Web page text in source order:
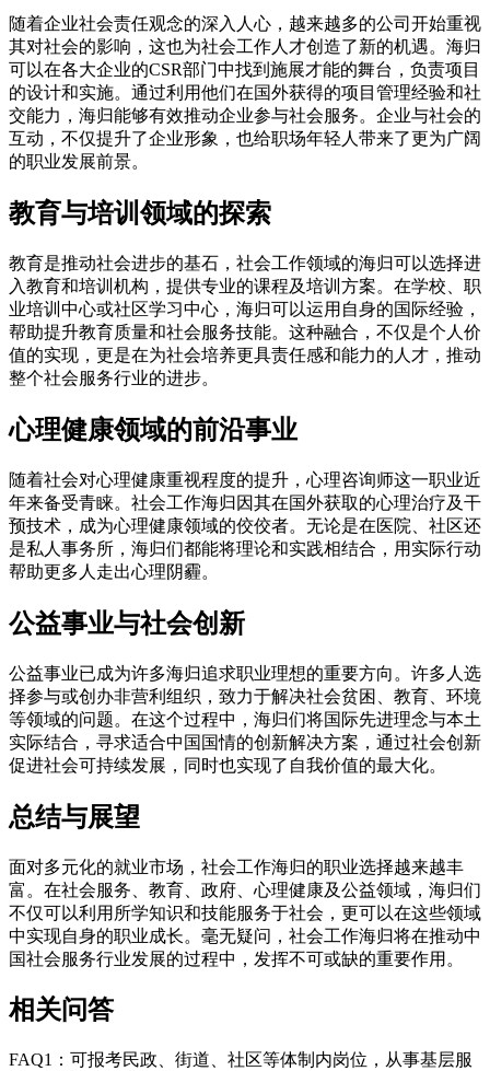
随着企业社会责任观念的深入人心，越来越多的公司开始重视
其对社会的影响，这也为社会工作人才创造了新的机遇。海归
可以在各大企业的CSR部门中找到施展才能的舞台，负责项目
的设计和实施。通过利用他们在国外获得的项目管理经验和社
交能力，海归能够有效推动企业参与社会服务。企业与社会的
互动，不仅提升了企业形象，也给职场年轻人带来了更为广阔
的职业发展前景。
教育与培训领域的探索
教育是推动社会进步的基石，社会工作领域的海归可以选择进
入教育和培训机构，提供专业的课程及培训方案。在学校、职
业培训中心或社区学习中心，海归可以运用自身的国际经验，
帮助提升教育质量和社会服务技能。这种融合，不仅是个人价
值的实现，更是在为社会培养更具责任感和能力的人才，推动
整个社会服务行业的进步。
心理健康领域的前沿事业
随着社会对心理健康重视程度的提升，心理咨询师这一职业近
年来备受青睐。社会工作海归因其在国外获取的心理治疗及干
预技术，成为心理健康领域的佼佼者。无论是在医院、社区还
是私人事务所，海归们都能将理论和实践相结合，用实际行动
帮助更多人走出心理阴霾。
公益事业与社会创新
公益事业已成为许多海归追求职业理想的重要方向。许多人选
择参与或创办非营利组织，致力于解决社会贫困、教育、环境
等领域的问题。在这个过程中，海归们将国际先进理念与本土
实际结合，寻求适合中国国情的创新解决方案，通过社会创新
促进社会可持续发展，同时也实现了自我价值的最大化。
总结与展望
面对多元化的就业市场，社会工作海归的职业选择越来越丰
富。在社会服务、教育、政府、心理健康及公益领域，海归们
不仅可以利用所学知识和技能服务于社会，更可以在这些领域
中实现自身的职业成长。毫无疑问，社会工作海归将在推动中
国社会服务行业发展的过程中，发挥不可或缺的重要作用。
相关问答
FAQ1：可报考民政、街道、社区等体制内岗位，从事基层服